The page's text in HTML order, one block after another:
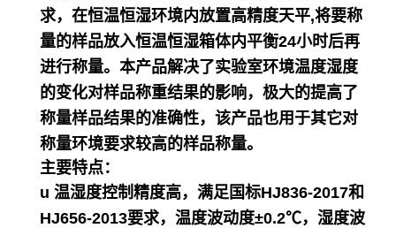
求，在恒温恒湿环境内放置高精度天平,将要称
量的样品放入恒温恒湿箱体内平衡24小时后再
进行称量。本产品解决了实验室环境温度湿度
的变化对样品称重结果的影响，极大的提高了
称量样品结果的准确性，该产品也用于其它对
称量环境要求较高的样品称量。
主要特点：
u 温湿度控制精度高，满足国标HJ836-2017和
HJ656-2013要求，温度波动度±0.2℃，湿度波